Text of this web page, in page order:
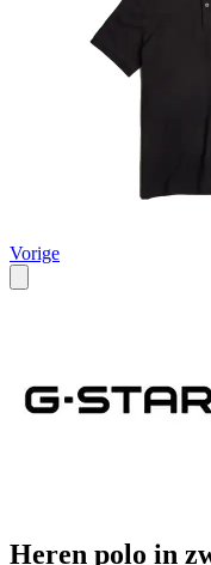
Vorige
Heren polo in